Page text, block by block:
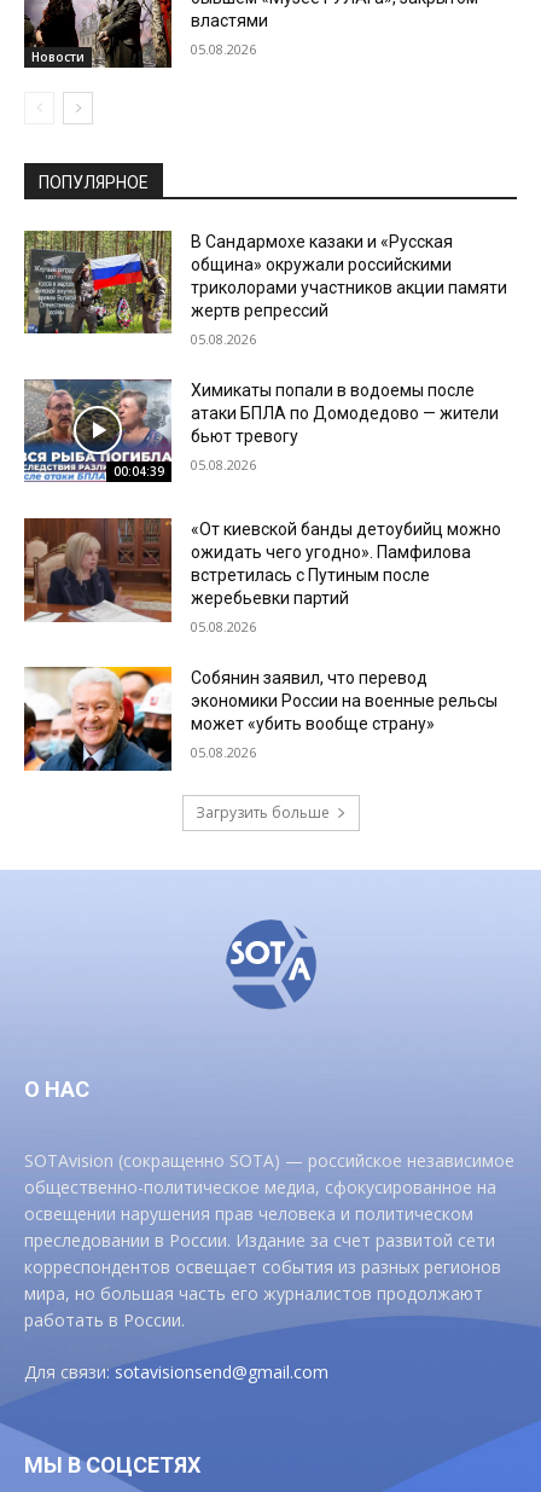
Новости
властями
05.08.2026
ПОПУЛЯРНОЕ
В Сандармохе казаки и «Русская
община» окружали российскими
триколорами участников акции памяти
жертв репрессий
05.08.2026
00:04:39
Химикаты попали в водоемы после
атаки БПЛА по Домодедово — жители
бьют тревогу
05.08.2026
«От киевской банды детоубийц можно
ожидать чего угодно». Памфилова
встретилась с Путиным после
жеребьевки партий
05.08.2026
Собянин заявил, что перевод
экономики России на военные рельсы
может «убить вообще страну»
05.08.2026
Загрузить больше
О НАС
SOTAvision (сокращенно SOTA) — российское независимое
общественно-политическое медиа, сфокусированное на
освещении нарушения прав человека и политическом
преследовании в России. Издание за счет развитой сети
корреспондентов освещает события из разных регионов
мира, но большая часть его журналистов продолжают
работать в России.
Для связи:sotavisionsend@gmail.com
МЫ В СОЦСЕТЯХ